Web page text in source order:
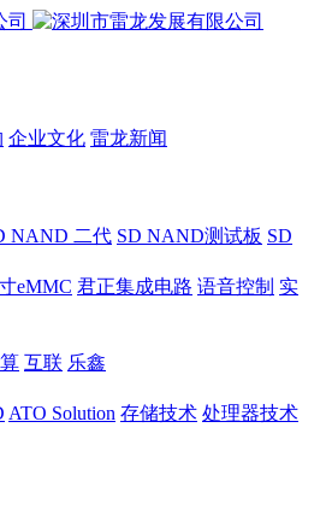
企业文化 雷龙新闻
NAND 二代 SD NAND测试板 SD
eMMC 君正集成电路 语音控制 实
互联 乐鑫
ATO Solution 存储技术 处理器技术